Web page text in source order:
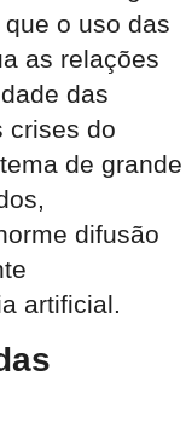
que o uso das
as relações
das
crises do
de grande
difusão
artificial.